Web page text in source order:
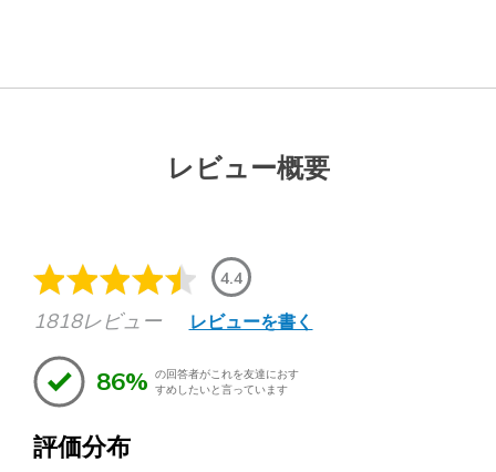
レビュー概要
4.4
1818レビュー レビューを書く
86% の回答者がこれを友達におす
すめしたいと言っています
評価分布